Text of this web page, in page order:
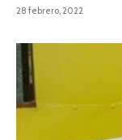
28 febrero, 2022